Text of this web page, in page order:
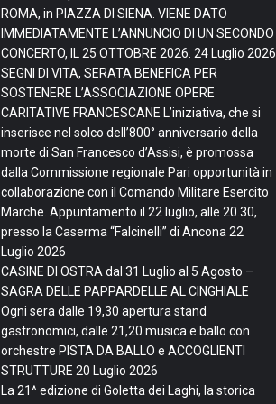
ROMA, in PIAZZA DI SIENA. VIENE DATO
IMMEDIATAMENTE L’ANNUNCIO DI UN SECONDO
CONCERTO, IL 25 OTTOBRE 2026. 24 Luglio 2026
SEGNI DI VITA, SERATA BENEFICA PER
SOSTENERE L’ASSOCIAZIONE OPERE
CARITATIVE FRANCESCANE L’iniziativa, che si
inserisce nel solco dell’800° anniversario della
morte di San Francesco d’Assisi, è promossa
dalla Commissione regionale Pari opportunità in
collaborazione con il Comando Militare Esercito
Marche. Appuntamento il 22 luglio, alle 20.30,
presso la Caserma “Falcinelli” di Ancona22
Luglio 2026
CASINE DI OSTRA dal 31 Luglio al 5 Agosto –
SAGRA DELLE PAPPARDELLE AL CINGHIALE
Ogni sera dalle 19,30 apertura stand
gastronomici, dalle 21,20 musica e ballo con
orchestre PISTA DA BALLO e ACCOGLIENTI
STRUTTURE 20 Luglio 2026
La 21^ edizione di Goletta dei Laghi, la storica